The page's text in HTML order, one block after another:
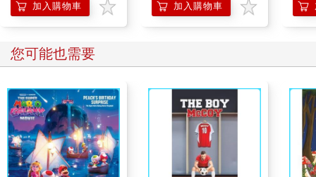
加入購物車 加入購物車
您可能也需要